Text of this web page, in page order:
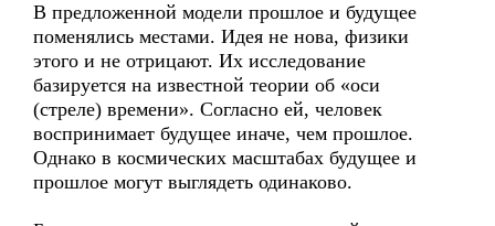
В предложенной модели прошлое и будущее
поменялись местами. Идея не нова, физики
этого и не отрицают. Их исследование
базируется на известной теории об «оси
(стреле) времени». Согласно ей, человек
воспринимает будущее иначе, чем прошлое.
Однако в космических масштабах будущее и
прошлое могут выглядеть одинаково.